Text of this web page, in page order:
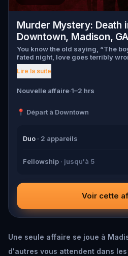
Murder Mystery: Death
Downtown, Madison, GA
You know the old saying, “The
fated night, love goes terribly
and Walter Bridges . Bella, a
found dead during a ghost tour
Walter, the obsessed boyfriend?
suspects, and expose the real
Lire la suite
Nouvelle affaire·1–2 hrs
📍 Départ à Downtown
Duo · 2 appareils
Fellowship · jusqu'à 5
Voir cette
Une seule affaire se joue à
d'autres vous attendent dans